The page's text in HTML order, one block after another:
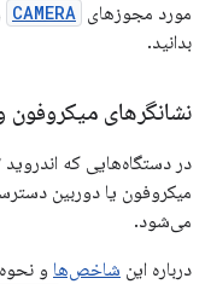
مورد مجوزهای CAMERA
بدانید.
نشانگرهای میکروفون
میکروفون یا دوربین
می‌شود.
درباره این شاخص‌ها و